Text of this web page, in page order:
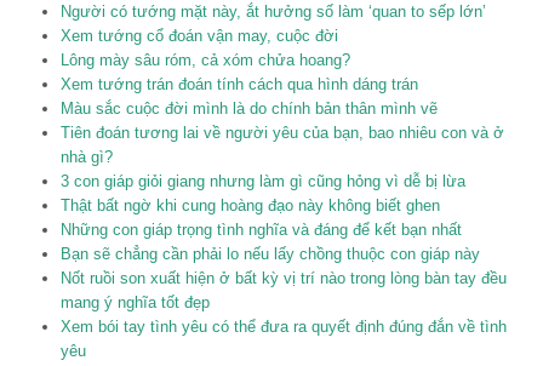
Người có tướng mặt này, ắt hưởng số làm ‘quan to sếp lớn’
Xem tướng cổ đoán vận may, cuộc đời
Lông mày sâu róm, cả xóm chửa hoang?
Xem tướng trán đoán tính cách qua hình dáng trán
Màu sắc cuộc đời mình là do chính bản thân mình vẽ
Tiên đoán tương lai về người yêu của bạn, bao nhiêu con và ở
nhà gì?
3 con giáp giỏi giang nhưng làm gì cũng hỏng vì dễ bị lừa
Thật bất ngờ khi cung hoàng đạo này không biết ghen
Những con giáp trọng tình nghĩa và đáng để kết bạn nhất
Bạn sẽ chẳng cần phải lo nếu lấy chồng thuộc con giáp này
Nốt ruồi son xuất hiện ở bất kỳ vị trí nào trong lòng bàn tay đều
mang ý nghĩa tốt đẹp
Xem bói tay tình yêu có thể đưa ra quyết định đúng đắn về tình
yêu